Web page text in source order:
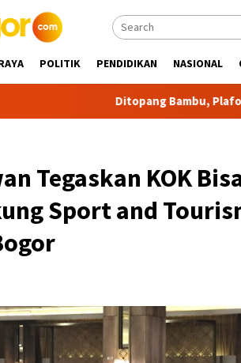
POLITIK PENDIDIKAN NASIONAL
Ditopang Bambu, Plafon SDN
Tegaskan KOK
Sport and